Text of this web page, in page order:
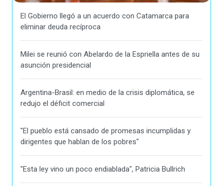
El Gobierno llegó a un acuerdo con Catamarca para
eliminar deuda recíproca
Milei se reunió con Abelardo de la Espriella antes de su
asunción presidencial
Argentina-Brasil: en medio de la crisis diplomática, se
redujo el déficit comercial
"El pueblo está cansado de promesas incumplidas y
dirigentes que hablan de los pobres"
"Esta ley vino un poco endiablada", Patricia Bullrich